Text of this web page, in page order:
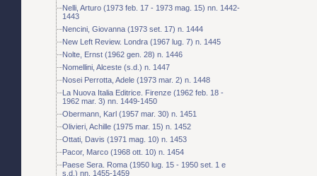
Nelli, Arturo (1973 feb. 17 - 1973 mag. 15) nn. 1442-
1443
Nencini, Giovanna (1973 set. 17) n. 1444
New Left Review. Londra (1967 lug. 7) n. 1445
Nolte, Ernst (1962 gen. 28) n. 1446
Nomellini, Alceste (s.d.) n. 1447
Nosei Perrotta, Adele (1973 mar. 2) n. 1448
La Nuova Italia Editrice. Firenze (1962 feb. 18 -
1962 mar. 3) nn. 1449-1450
Obermann, Karl (1957 mar. 30) n. 1451
Olivieri, Achille (1975 mar. 15) n. 1452
Ottati, Davis (1971 mag. 10) n. 1453
Pacor, Marco (1968 ott. 10) n. 1454
Paese Sera. Roma (1950 lug. 15 - 1950 set. 1 e
s.d.) nn. 1455-1459